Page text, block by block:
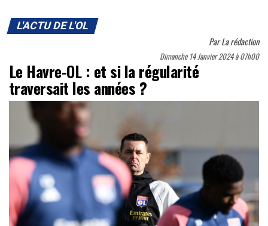
L'ACTU DE L'OL
ParLa rédaction
Dimanche 14 Janvier 2024 à 07h00
Le Havre-OL : et si la régularité
traversait les années ?